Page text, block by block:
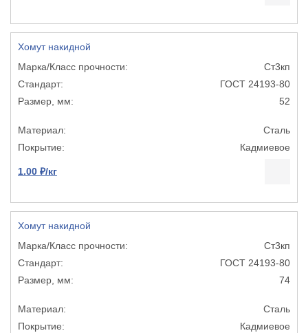
Хомут накидной
Ст3кп
ГОСТ 24193-80
52
Сталь
Кадмиевое
1.00 ₽/кг
Хомут накидной
Ст3кп
ГОСТ 24193-80
74
Сталь
Кадмиевое